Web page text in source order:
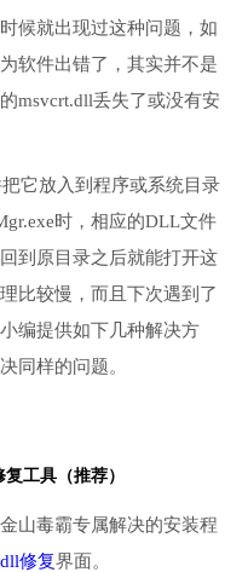
候就出现过这种问题，如
软件出错了，其实并不是
msvcrt.dll丢失了或没有安
它放入到程序或系统目录
时，相应的DLL文件
到原目录之后就能打开这
比较慢，而且下次遇到了
编提供如下几种解决方
同样的问题。
工具（推荐）
山毒霸专属解决的安装程
dll修复界面。